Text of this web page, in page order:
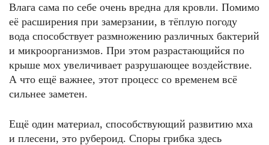
Влага сама по себе очень вредна для кровли. Помимо
её расширения при замерзании, в тёплую погоду
вода способствует размножению различных бактерий
и микроорганизмов. При этом разрастающийся по
крыше мох увеличивает разрушающее воздействие.
А что ещё важнее, этот процесс со временем всё
сильнее заметен.
Ещё один материал, способствующий развитию мха
и плесени, это рубероид. Споры грибка здесь